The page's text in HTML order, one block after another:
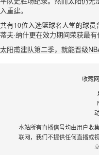
入重建。
共有10位入选篮球名人堂的球员
蒂夫·纳什更在效力期间荣获最有
太阳甫建队第二季，就能晋级
收藏
本站所有直播信号均由用户收
联网，我们不提供任何直播或